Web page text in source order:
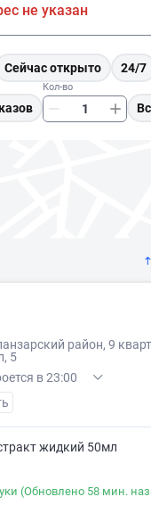
не указан
Сейчас открыто 24/7
Кол-во
район, 9
5
в 23:00
XX
жидкий 50мл
(Обновлено 58 мин.